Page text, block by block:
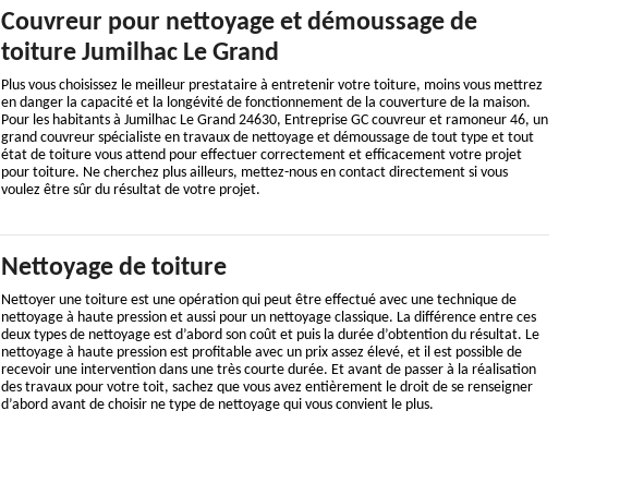
Couvreur pour nettoyage et démoussage de
toiture Jumilhac Le Grand
Plus vous choisissez le meilleur prestataire à entretenir votre toiture, moins vous mettrez
en danger la capacité et la longévité de fonctionnement de la couverture de la maison.
Pour les habitants à Jumilhac Le Grand 24630, Entreprise GC couvreur et ramoneur 46, un
grand couvreur spécialiste en travaux de nettoyage et démoussage de tout type et tout
état de toiture vous attend pour effectuer correctement et efficacement votre projet
pour toiture. Ne cherchez plus ailleurs, mettez-nous en contact directement si vous
voulez être sûr du résultat de votre projet.
Nettoyage de toiture
Nettoyer une toiture est une opération qui peut être effectué avec une technique de
nettoyage à haute pression et aussi pour un nettoyage classique. La différence entre ces
deux types de nettoyage est d’abord son coût et puis la durée d’obtention du résultat. Le
nettoyage à haute pression est profitable avec un prix assez élevé, et il est possible de
recevoir une intervention dans une très courte durée. Et avant de passer à la réalisation
des travaux pour votre toit, sachez que vous avez entièrement le droit de se renseigner
d’abord avant de choisir ne type de nettoyage qui vous convient le plus.